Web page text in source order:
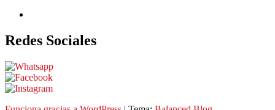
Redes Sociales